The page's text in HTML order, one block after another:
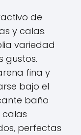
de
y calas.
variedad
gustos.
fina y
bajo el
baño
calas
perfectas